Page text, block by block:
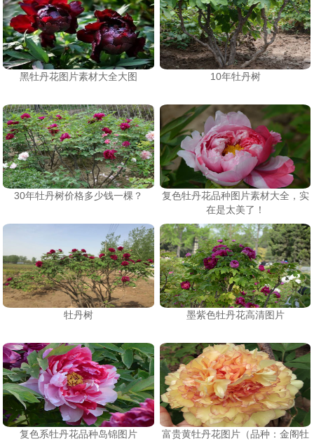
黑牡丹花图片素材大全大图 10年牡丹树
30年牡丹树价格多少钱一棵？
复色牡丹花品种图片素材大全，实
在是太美了！
牡丹树 墨紫色牡丹花高清图片
复色系牡丹花品种岛锦图片
富贵黄牡丹花图片（品种：金阁牡